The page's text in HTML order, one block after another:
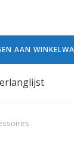
AAN